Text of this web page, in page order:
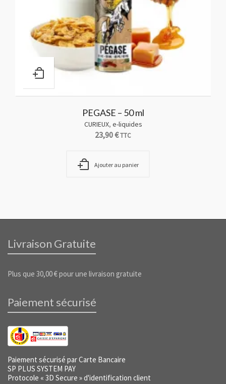
PEGASE – 50 ml
CURIEUX, e-liquides
23,90€TTC
Ajouter au panier
Livraison Gratuite
Plus que 30,00€pour une livraison gratuite
Paiement sécurisé
Paiement sécurisé par Carte Bancaire
SP PLUS SYSTEM PAY
Protocole « 3D Secure » d'identification client